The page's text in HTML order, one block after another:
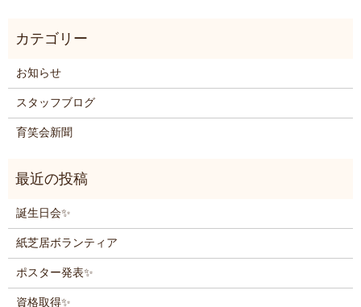
お知らせ
スタッフブログ
育笑会新聞
誕生日会✨
紙芝居ボランティア
ポスター発表✨
資格取得✨